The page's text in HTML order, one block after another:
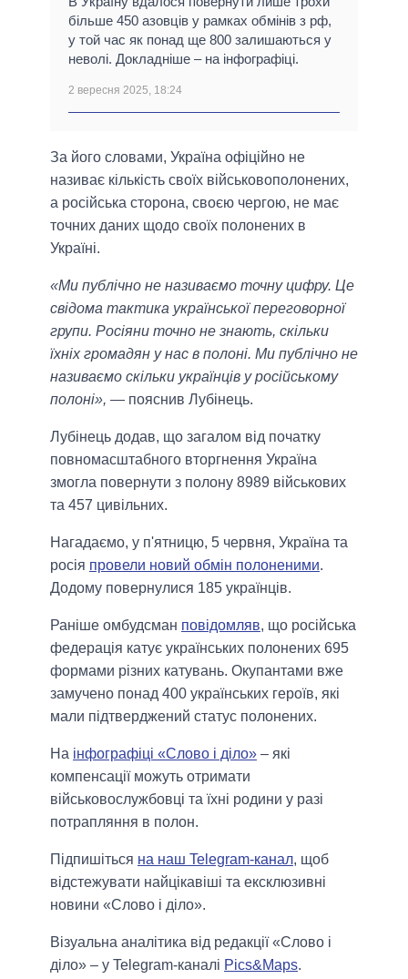
більше 450 азовців у рамках обмінів з рф,
у той час як понад ще 800 залишаються у
неволі. Докладніше – на інфографіці.
2 вересня 2025, 18:24
За його словами, Україна офіційно не
називає кількість своїх військовополонених,
а російська сторона, своєю чергою, не має
точних даних щодо своїх полонених в
Україні.
«Ми публічно не називаємо точну цифру. Це
свідома тактика української переговорної
групи. Росіяни точно не знають, скільки
їхніх громадян у нас в полоні. Ми публічно не
називаємо скільки українців у російському
полоні», — пояснив Лубінець.
Лубінець додав, що загалом від початку
повномасштабного вторгнення Україна
змогла повернути з полону 8989 військових
та 457 цивільних.
Нагадаємо, у п'ятницю, 5 червня, Україна та
росія провели новий обмін полоненими.
Додому повернулися 185 українців.
Раніше омбудсман повідомляв, що російська
федерація катує українських полонених 695
формами різних катувань. Окупантами вже
замучено понад 400 українських героїв, які
мали підтверджений статус полонених.
На інфографіці «Слово і діло» – які
компенсації можуть отримати
військовослужбовці та їхні родини у разі
потрапляння в полон.
Підпишіться на наш Telegram-канал, щоб
відстежувати найцікавіші та ексклюзивні
новини «Слово і діло».
Візуальна аналітика від редакції «Слово і
діло» – у Telegram-каналі Pics&Maps.